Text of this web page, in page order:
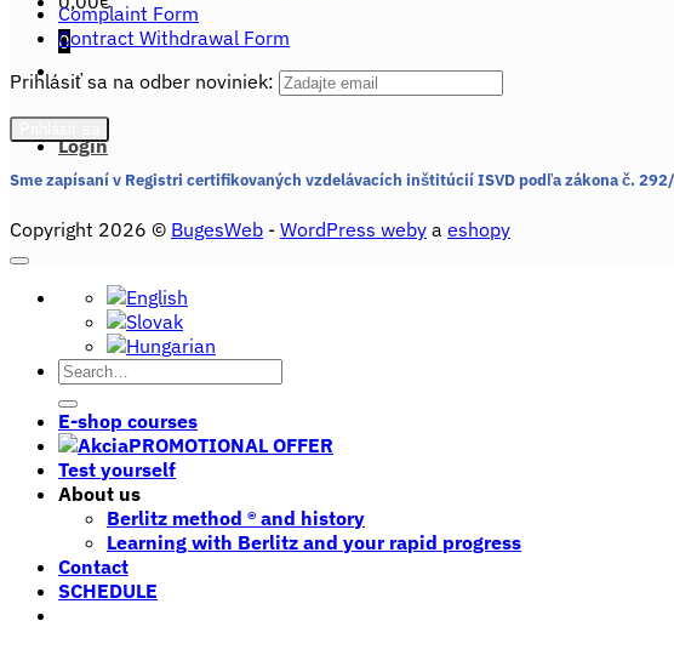
0
Login
Complaint Form
Contract Withdrawal Form
Prihlásiť sa na odber noviniek:
Sme zapísaní v Registri certifikovaných vzdelávacích inštitúcií ISVD podľa zákona č.
Copyright 2026 © BugesWeb - WordPress weby a eshopy
Search
E-shop courses
PROMOTIONAL OFFER
Test yourself
About us
Berlitz method ® and history
Learning with Berlitz and your rapid progress
Contact
SCHEDULE